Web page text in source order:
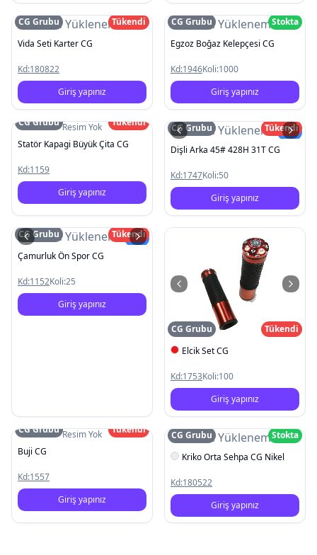
Resim Yüklenemedi
CG Grubu
Tükendi
Vida Seti Karter CG
Kd:180822
Giriş yapınız
Resim Yüklenemedi
CG Grubu
Stokta
Egzoz Boğaz Kelepçesi CG
Kd:1946Koli:1000
Giriş yapınız
Resim Yok
CG Grubu
Tükendi
Statör Kapagi Büyük Çita CG
Kd:1159
Giriş yapınız
Resim YüklenemediYeni
CG Grubu
Tükendi
Dişli Arka 45# 428H 31T CG
Kd:1747Koli:50
Giriş yapınız
Resim YüklenemediYeni
CG Grubu
Tükendi
Çamurluk Ön Spor CG
Kd:1152Koli:25
Giriş yapınız
CG Grubu
Tükendi
Elcik Set CG
Kd:1753Koli:100
Giriş yapınız
Resim Yok
CG Grubu
Tükendi
Buji CG
Kd:1557
Giriş yapınız
Resim Yüklenemedi
CG Grubu
Stokta
Kriko Orta Sehpa CG Nikel
Kd:180522
Giriş yapınız